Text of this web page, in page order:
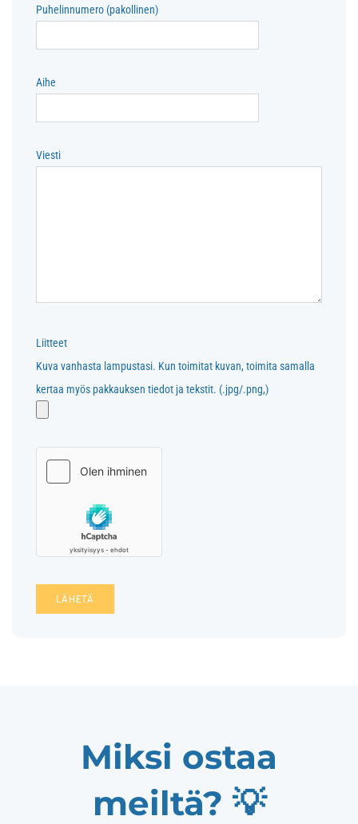
Puhelinnumero (pakollinen)
Aihe
Viesti
Liitteet
Kuva vanhasta lampustasi. Kun toimitat kuvan, toimita samalla
kertaa myös pakkauksen tiedot ja tekstit. (.jpg/.png,)
Miksi ostaa
meiltä? 💡